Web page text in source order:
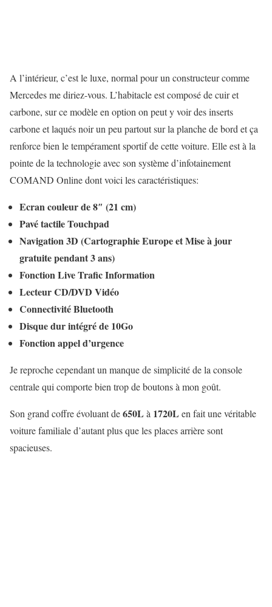
A l’intérieur, c’est le luxe, normal pour un constructeur comme
Mercedes me diriez-vous. L’habitacle est composé de cuir et
carbone, sur ce modèle en option on peut y voir des inserts
carbone et laqués noir un peu partout sur la planche de bord et ça
renforce bien le tempérament sportif de cette voiture. Elle est à la
pointe de la technologie avec son système d’infotainement
COMAND Online dont voici les caractéristiques:
Ecran couleur de 8″ (21 cm)
Pavé tactile Touchpad
Navigation 3D (Cartographie Europe et Mise à jour
gratuite pendant 3 ans)
Fonction Live Trafic Information
Lecteur CD/DVD Vidéo
Connectivité Bluetooth
Disque dur intégré de 10Go
Fonction appel d’urgence
Je reproche cependant un manque de simplicité de la console
centrale qui comporte bien trop de boutons à mon goût.
Son grand coffre évoluant de650L à 1720L en fait une véritable
voiture familiale d’autant plus que les places arrière sont
spacieuses.